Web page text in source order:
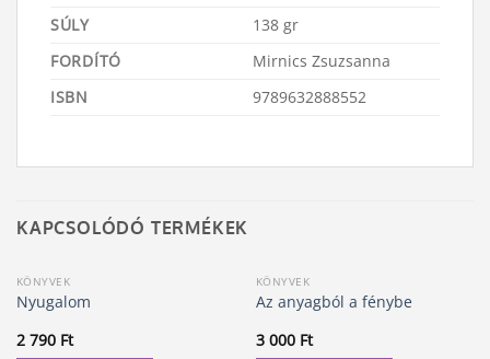
SÚLY
138 gr
FORDÍTÓ
Mirnics Zsuzsanna
ISBN
9789632888552
KAPCSOLÓDÓ TERMÉKEK
KÖNYVEK
Nyugalom
2 790 Ft
KÖNYVEK
Az anyagból a fénybe
3 000 Ft